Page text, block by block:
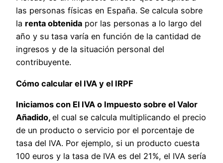
las personas físicas en España. Se calcula sobre
la renta obtenida por las personas a lo largo del
año y su tasa varía en función de la cantidad de
ingresos y de la situación personal del
contribuyente.
Cómo calcular el IVA y el IRPF
Iniciamos con El IVA o Impuesto sobre el Valor
Añadido, el cual se calcula multiplicando el precio
de un producto o servicio por el porcentaje de
tasa del IVA. Por ejemplo, si un producto cuesta
100 euros y la tasa de IVA es del 21%, el IVA sería